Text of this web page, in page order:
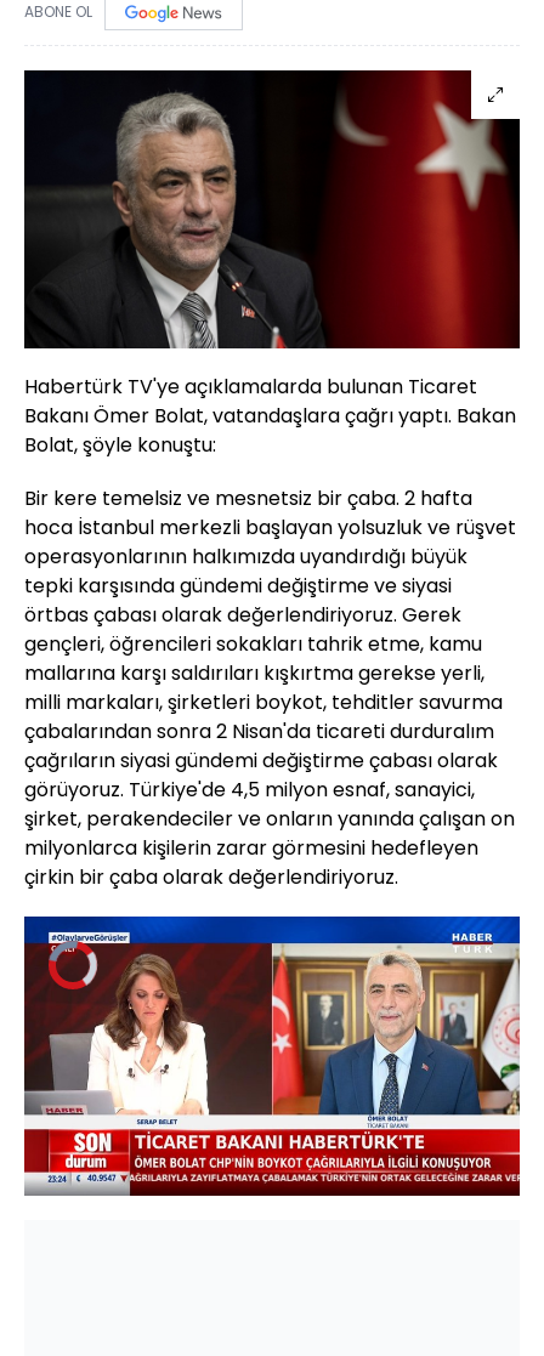
ABONE OL
Habertürk TV'ye açıklamalarda bulunan Ticaret
Bakanı Ömer Bolat, vatandaşlara çağrı yaptı. Bakan
Bolat, şöyle konuştu:
Bir kere temelsiz ve mesnetsiz bir çaba. 2 hafta
hoca İstanbul merkezli başlayan yolsuzluk ve rüşvet
operasyonlarının halkımızda uyandırdığı büyük
tepki karşısında gündemi değiştirme ve siyasi
örtbas çabası olarak değerlendiriyoruz. Gerek
gençleri, öğrencileri sokakları tahrik etme, kamu
mallarına karşı saldırıları kışkırtma gerekse yerli,
milli markaları, şirketleri boykot, tehditler savurma
çabalarından sonra 2 Nisan'da ticareti durduralım
çağrıların siyasi gündemi değiştirme çabası olarak
görüyoruz. Türkiye'de 4,5 milyon esnaf, sanayici,
şirket, perakendeciler ve onların yanında çalışan on
milyonlarca kişilerin zarar görmesini hedefleyen
çirkin bir çaba olarak değerlendiriyoruz.
Video
Oynatıcısı
yükleniyor.
Sesi
Aç
Yüklendi:
0%
Oynatma
Hızı